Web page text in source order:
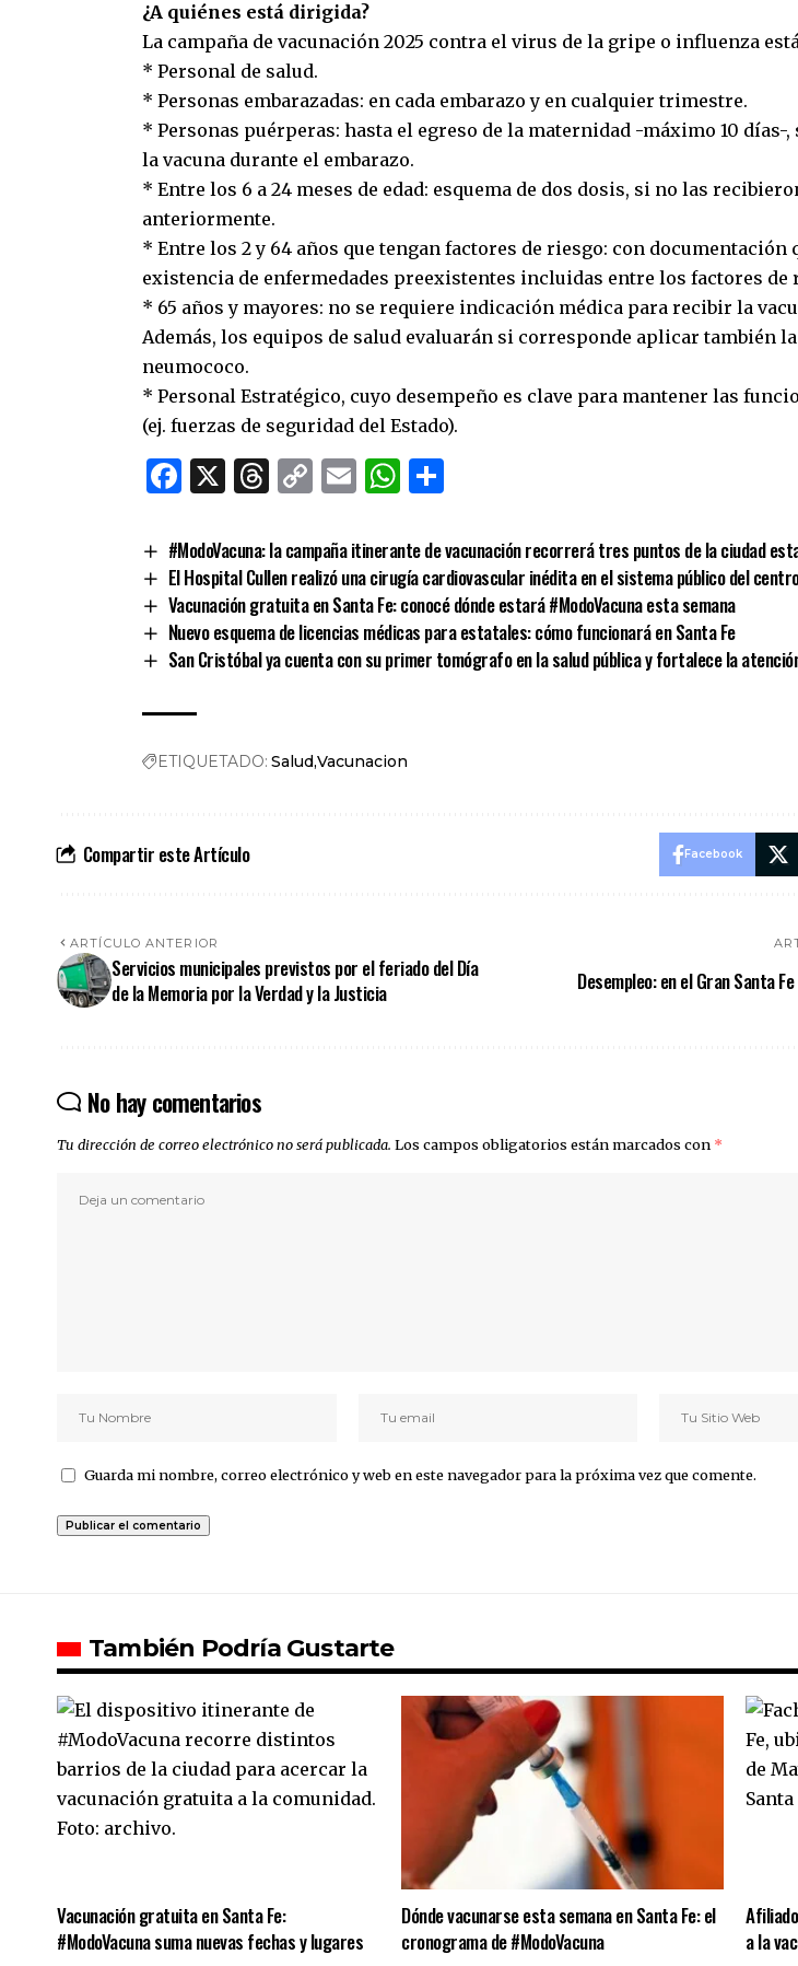
¿A quiénes está dirigida?
La campaña de vacunación 2025 contra el virus de la gripe o influenza
* Personal de salud.
* Personas embarazadas: en cada embarazo y en cualquier trimestre.
* Personas puérperas: hasta el egreso de la maternidad -máximo 10 días-
la vacuna durante el embarazo.
* Entre los 6 a 24 meses de edad: esquema de dos dosis, si no las
anteriormente.
* Entre los 2 y 64 años que tengan factores de riesgo: con documentación
existencia de enfermedades preexistentes incluidas entre los factores de
* 65 años y mayores: no se requiere indicación médica para recibir la
Además, los equipos de salud evaluarán si corresponde aplicar también
neumococo.
* Personal Estratégico, cuyo desempeño es clave para mantener las
(ej. fuerzas de seguridad del Estado).
Facebook
X Threads
CopyEmailWhatsApp
#ModoVacuna: la campaña itinerante de vacunación recorrerá tres puntos de la ciudad
El Hospital Cullen realizó una cirugía cardiovascular inédita en el sistema público del
Vacunación gratuita en Santa Fe: conocé dónde estará #ModoVacuna esta semana
Nuevo esquema de licencias médicas para estatales: cómo funcionará en Santa Fe
San Cristóbal ya cuenta con su primer tomógrafo en la salud pública y fortalece la
ETIQUETADO: Salud Vacunacion
Compartir este Artículo Facebook
ARTÍCULO ANTERIOR
Servicios municipales previstos por el feriado del Día
de la Memoria por la Verdad y la Justicia
Desempleo: en el Gran Santa
No hay comentarios
Tu dirección de correo electrónico no será publicada. Los campos obligatorios están marcados con *
Guarda mi nombre, correo electrónico y web en este navegador para la próxima vez que comente.
También Podría Gustarte
Vacunación gratuita en Santa Fe:
#ModoVacuna suma nuevas fechas y lugares
Dónde vacunarse esta semana en Santa Fe: el
cronograma de #ModoVacuna
a la